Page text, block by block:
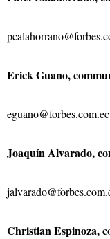
Erick Guano,
eguano@forbes.com.ec
Joaquín Alvarado,
Christian Espinoza,